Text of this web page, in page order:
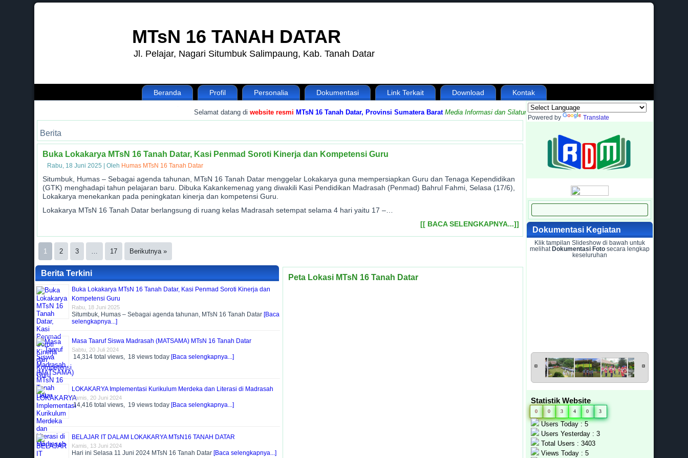
MTsN 16 TANAH DATAR
Jl. Pelajar, Nagari Situmbuk Salimpaung, Kab. Tanah Datar
Beranda Profil Personalia Dokumentasi Link Terkait Download Kontak
Selamat datang diwebsite resmi MTsN 16 Tanah Datar, Provinsi Sumatera Barat Media Informasi dan Silaturahmi antara Madrasah dengan Masyarakat
Berita
Buka Lokakarya MTsN 16 Tanah Datar, Kasi Penmad Soroti Kinerja dan Kompetensi Guru
Rabu, 18 Juni 2025 Oleh Humas MTsN 16 Tanah Datar
Situmbuk, Humas – Sebagai agenda tahunan, MTsN 16 Tanah Datar menggelar Lokakarya guna mempersiapkan Guru dan Tenaga Kependidikan
(GTK) menghadapi tahun pelajaran baru. Dibuka Kakankemenag yang diwakili Kasi Pendidikan Madrasah (Penmad) Bahrul Fahmi, Selasa (17/6),
Lokakarya menekankan pada peningkatan kinerja dan kompetensi Guru.
Lokakarya MTsN 16 Tanah Datar berlangsung di ruang kelas Madrasah setempat selama 4 hari yaitu 17 –…
[[ BACA SELENGKAPNYA...]]
1 2 3 … 17 Berikutnya »
Berita Terkini
Buka Lokakarya MTsN 16 Tanah Datar, Kasi Penmad Soroti Kinerja dan
Kompetensi Guru
Rabu, 18 Juni 2025
Situmbuk, Humas – Sebagai agenda tahunan, MTsN 16 Tanah Datar [Baca
selengkapnya...]
Masa Taaruf Siswa Madrasah (MATSAMA) MTsN 16 Tanah Datar
Sabtu, 20 Juli 2024
14,314 total views, 18 views today [Baca selengkapnya...]
LOKAKARYA Implementasi Kurikulum Merdeka dan Literasi di Madrasah
Kamis, 20 Juni 2024
14,416 total views, 19 views today [Baca selengkapnya...]
BELAJAR IT DALAM LOKAKARYA MTsN16 TANAH DATAR
Kamis, 13 Juni 2024
Hari ini Selasa 11 Juni 2024 MTsN 16 Tanah Datar [Baca selengkapnya...]
Peta Lokasi MTsN 16 Tanah Datar
Powered by Translate
Dokumentasi Kegiatan
Klik tampilan Slideshow di bawah untuk
melihat Dokumentasi Foto secara lengkap
keseluruhan
Statistik Website
0 0 3 4 0 3
Users Today : 5
Users Yesterday : 3
Total Users : 3403
Views Today : 5